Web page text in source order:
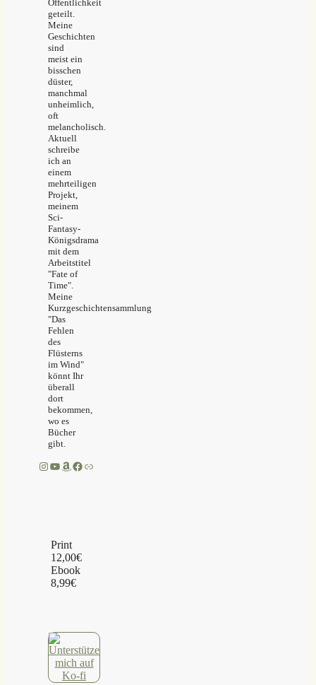
Öffentlichkeit
geteilt.
Meine
Geschichten
sind
meist ein
bisschen
düster,
manchmal
unheimlich,
oft
melancholisch.
Aktuell
schreibe
ich an
einem
mehrteiligen
Projekt,
meinem
Sci-
Fantasy-
Königsdrama
mit dem
Arbeitstitel
"Fate of
Time".
Meine
Kurzgeschichtensammlung
"Das
Fehlen
des
Flüsterns
im Wind"
könnt Ihr
überall
dort
bekommen,
wo es
Bücher
gibt.
Instagram
YouTube
Amazon
Facebook
Link
Print
12,00€
Ebook
8,99€